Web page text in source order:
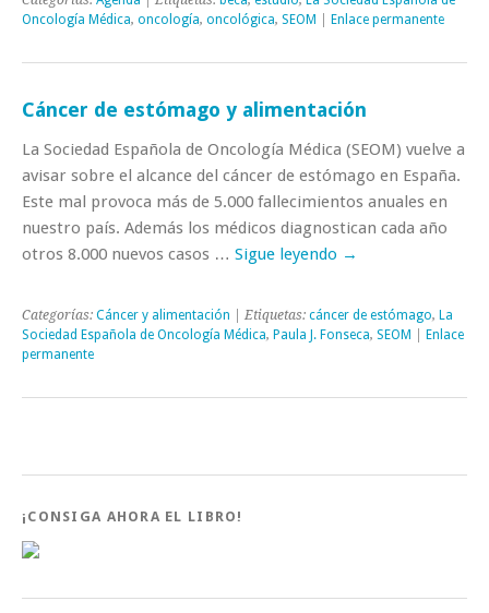
Oncología Médica, oncología, oncológica, SEOM Enlace permanente
Cáncer de estómago y alimentación
La Sociedad Española de Oncología Médica (SEOM) vuelve a
avisar sobre el alcance del cáncer de estómago en España.
Este mal provoca más de 5.000 fallecimientos anuales en
nuestro país. Además los médicos diagnostican cada año
otros 8.000 nuevos casos … Sigue leyendo →
Categorías: Cáncer y alimentación | Etiquetas: cáncer de estómago, La
Sociedad Española de Oncología Médica, Paula J. Fonseca, SEOM
Enlace
permanente
¡CONSIGA AHORA EL LIBRO!